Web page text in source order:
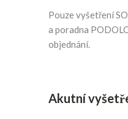
Pouze vyšetření
a poradna
objednání.
Akutní